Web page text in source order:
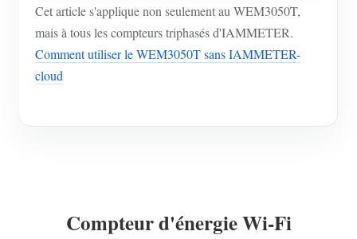
Cet article s'applique non seulement au WEM3050T,
mais à tous les compteurs triphasés d'IAMMETER.
Comment utiliser le WEM3050T sans IAMMETER-
cloud
Compteur d'énergie Wi-Fi